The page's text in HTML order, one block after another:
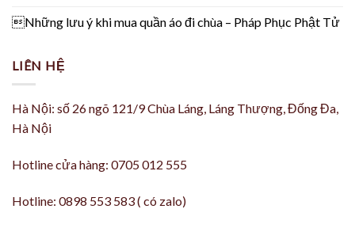
Những lưu ý khi mua quần áo đi chùa – Pháp Phục Phật Tử
LIÊN HỆ
Hà Nội: số 26 ngõ 121/9 Chùa Láng, Láng Thượng, Đống Đa,
Hà Nội
Hotline cửa hàng: 0705 012 555
Hotline: 0898 553 583 ( có zalo)